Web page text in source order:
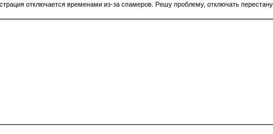
отключается временами из-за спамеров. Решу проблему, отключать